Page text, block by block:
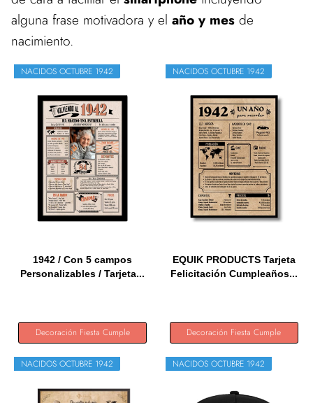
alguna frase motivadora y el año y mes de
nacimiento.
NACIDOS OCTUBRE 1942
1942 / Con 5 campos
Personalizables / Tarjeta...
Decoración Fiesta Cumple
NACIDOS OCTUBRE 1942
EQUIK PRODUCTS Tarjeta
Felicitación Cumpleaños...
Decoración Fiesta Cumple
NACIDOS OCTUBRE 1942 NACIDOS OCTUBRE 1942